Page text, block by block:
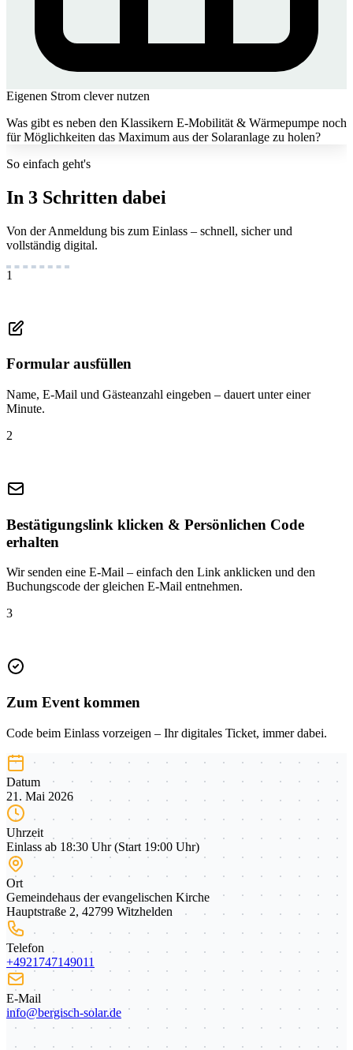
Eigenen Strom clever nutzen
Was gibt es neben den Klassikern E-Mobilität & Wärmepumpe noch
für Möglichkeiten das Maximum aus der Solaranlage zu holen?
So einfach geht's
In 3 Schritten dabei
Von der Anmeldung bis zum Einlass – schnell, sicher und
vollständig digital.
1
Formular ausfüllen
Name, E-Mail und Gästeanzahl eingeben – dauert unter einer
Minute.
2
Bestätigungslink klicken & Persönlichen Code
erhalten
Wir senden eine E-Mail – einfach den Link anklicken und den
Buchungscode der gleichen E-Mail entnehmen.
3
Zum Event kommen
Code beim Einlass vorzeigen – Ihr digitales Ticket, immer dabei.
Datum
21. Mai 2026
Uhrzeit
Einlass ab 18:30 Uhr (Start 19:00 Uhr)
Ort
Gemeindehaus der evangelischen Kirche
Hauptstraße 2, 42799 Witzhelden
Telefon
+4921747149011
E-Mail
info@bergisch-solar.de